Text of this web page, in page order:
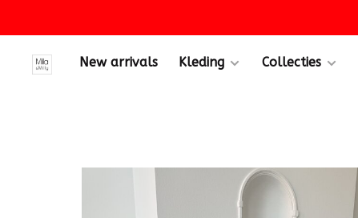
New arrivals Kleding Collecties